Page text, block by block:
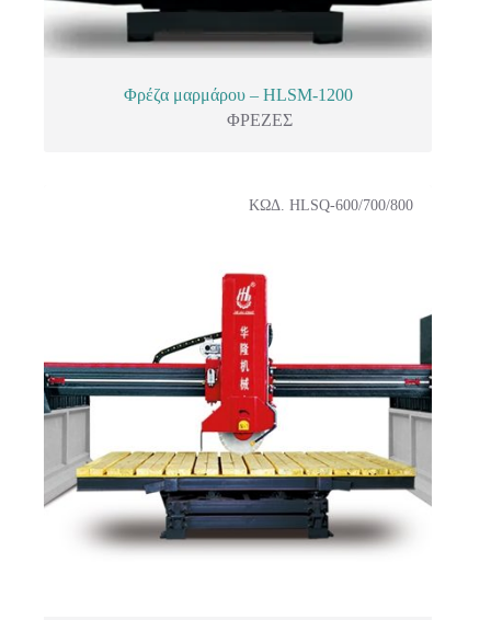
Φρέζα μαρμάρου – HLSM-1200
ΦΡΕΖΕΣ
ΚΩΔ. HLSQ-600/700/800